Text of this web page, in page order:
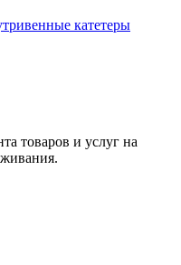
катетеры
товаров и услуг на